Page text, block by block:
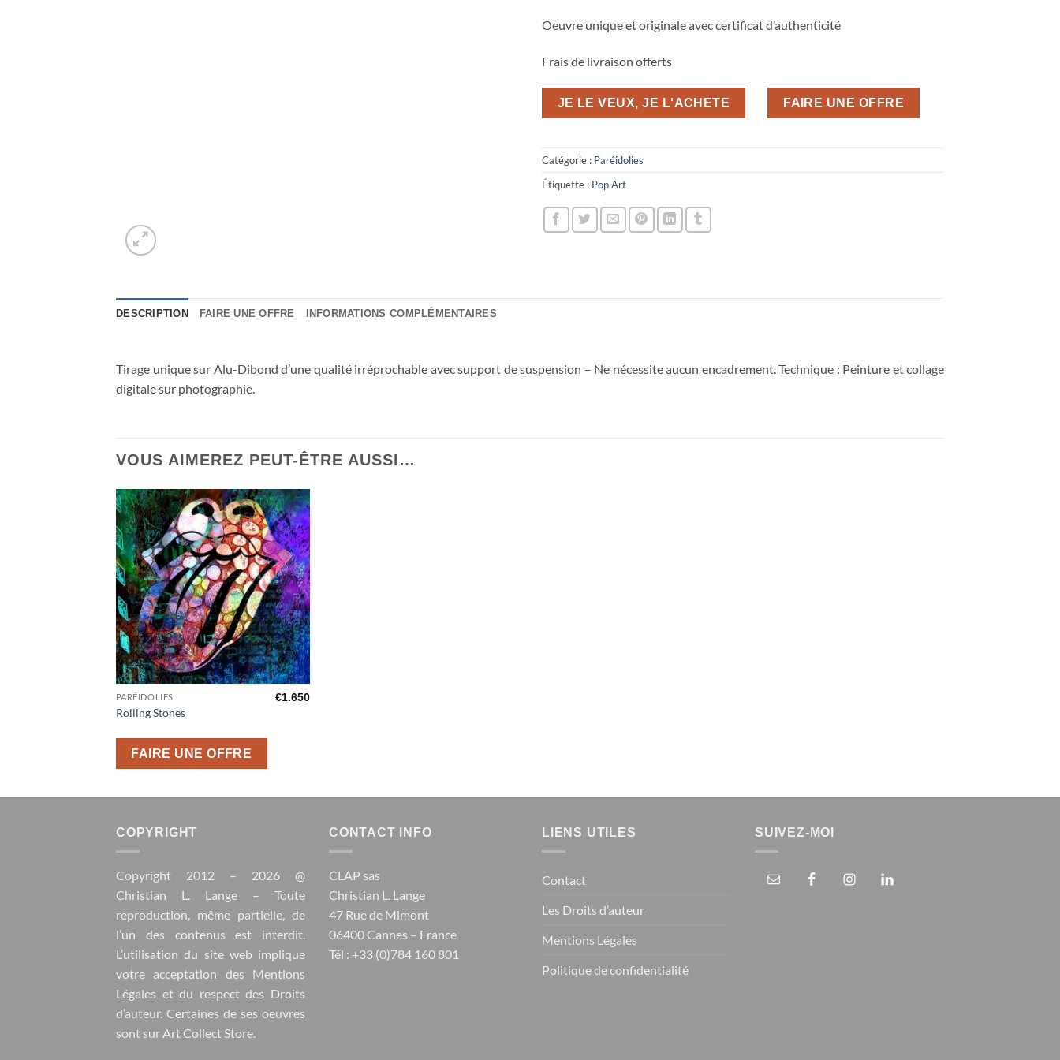
Oeuvre unique et originale avec certificat d’authenticité
Frais de livraison offerts
JE LE VEUX, JE L'ACHETE FAIRE UNE OFFRE
Catégorie : Paréidolies
Étiquette : Pop Art
DESCRIPTION FAIRE UNE OFFRE INFORMATIONS COMPLÉMENTAIRES
Tirage unique sur Alu-Dibond d’une qualité irréprochable avec support de suspension – Ne nécessite aucun encadrement. Technique : Peinture et collage
digitale sur photographie.
VOUS AIMEREZ PEUT-ÊTRE AUSSI…
Ajouter
à la liste
d’envies
PARÉIDOLIES
Rolling Stones
€1.650
FAIRE UNE OFFRE
COPYRIGHT
Copyright 2012 – 2026 @
Christian L. Lange – Toute
reproduction, même partielle, de
l’un des contenus est interdit.
L’utilisation du site web implique
votre acceptation des Mentions
Légales et du respect des Droits
d’auteur. Certaines de ses oeuvres
sont surArt Collect Store.
CONTACT INFO
CLAP sas
Christian L. Lange
47 Rue de Mimont
06400 Cannes – France
Tél : +33 (0)784 160 801
LIENS UTILES
Contact
Les Droits d’auteur
Mentions Légales
Politique de confidentialité
SUIVEZ-MOI